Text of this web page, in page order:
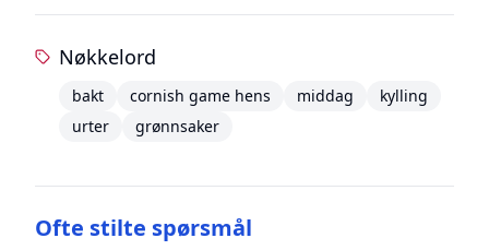
Nøkkelord
bakt cornish game hens middag
kylling
urter
grønnsaker
Ofte stilte spørsmål